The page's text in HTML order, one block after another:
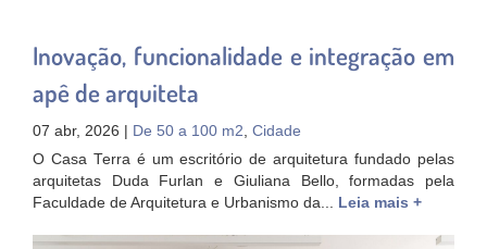
Inovação, funcionalidade e integração em
apê de arquiteta
07 abr, 2026 | De 50 a 100 m2, Cidade
O Casa Terra é um escritório de arquitetura fundado pelas
arquitetas Duda Furlan e Giuliana Bello, formadas pela
Faculdade de Arquitetura e Urbanismo da... Leia mais +